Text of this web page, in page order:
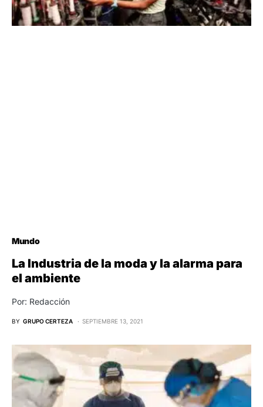
Mundo
La Industria de la moda y la alarma para
el ambiente
Por: Redacción
BY GRUPO CERTEZA SEPTIEMBRE 13, 2021